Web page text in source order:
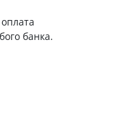
банка.